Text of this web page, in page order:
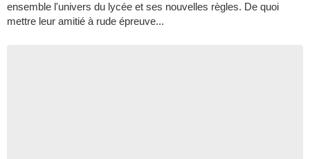
ensemble l'univers du lycée et ses nouvelles règles. De quoi
mettre leur amitié à rude épreuve...